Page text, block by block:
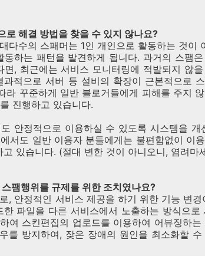
로 해결 방법을 찾을 수 있지 않나요?
다수의 스패머는 1인 개인으로 활동하는 것이
동하는 패턴을 발견하게 됩니다. 과거의 스팸
면, 최근에는 서비스 모니터링에 적발되지 않
과적으로 서버 등 설비의 확장이 근본적으로
라 꾸준하게 일반 블로거들에게 피해를 주지
진행하고 있습니다.
안정적으로 이용하실 수 있도록 시스템을
서도 일반 이용자 분들에게는 불편함없이 이
있습니다. (절대 변한 것이 아니오니, 염려마
팸행위를 규제를 위한 조치였나요?
, 안정적인 서비스 제공을 하기 위한 기능 변
파일을 다른 서비스에서 노출하는 방식으로
여 스킨편집의 업로드를 이용하여 어뷰징하
를 방지하여, 잦은 장애의 원인을 최소화할